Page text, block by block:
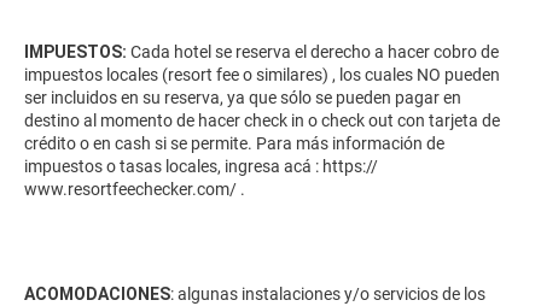
IMPUESTOS: Cada hotel se reserva el derecho a hacer cobro de
impuestos locales (resort fee o similares) , los cuales NO pueden
ser incluidos en su reserva, ya que sólo se pueden pagar en
destino al momento de hacer check in o check out con tarjeta de
crédito o en cash si se permite. Para más información de
impuestos o tasas locales, ingresa acá : https://
www.resortfeechecker.com/ .
ACOMODACIONES: algunas instalaciones y/o servicios de los